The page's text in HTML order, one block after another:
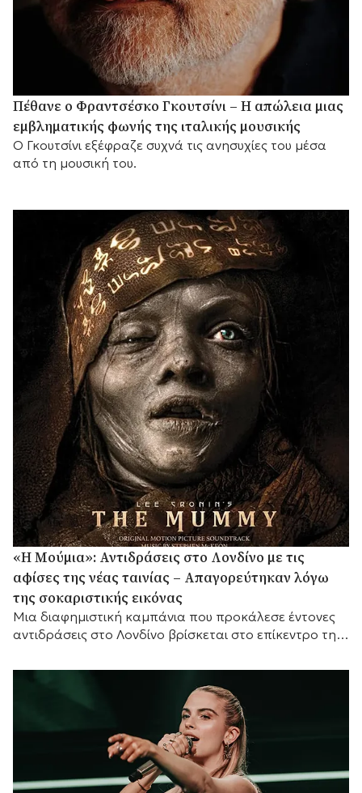
Πέθανε ο Φραντσέσκο Γκουτσίνι – Η απώλεια μιας
εμβληματικής φωνής της ιταλικής μουσικής
Ο Γκουτσίνι εξέφραζε συχνά τις ανησυχίες του μέσα
από τη μουσική του.
«Η Μούμια»: Αντιδράσεις στο Λονδίνο με τις
αφίσες της νέας ταινίας – Απαγορεύτηκαν λόγω
της σοκαριστικής εικόνας
Μια διαφημιστική καμπάνια που προκάλεσε έντονες
αντιδράσεις στο Λονδίνο βρίσκεται στο επίκεντρο της
«Η...